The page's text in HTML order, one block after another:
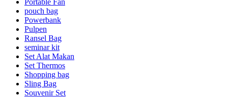
Portable Fan
pouch bag
Powerbank
Pulpen
Ransel Bag
seminar kit
Set Alat Makan
Set Thermos
Shopping bag
Sling Bag
Souvenir Set